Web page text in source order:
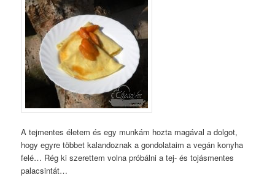
A tejmentes életem és egy munkám hozta magával a dolgot,
hogy egyre többet kalandoznak a gondolataim a vegán konyha
felé… Rég ki szerettem volna próbálni a tej- és tojásmentes
palacsintát…